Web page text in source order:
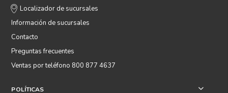
Localizador de sucursales
Información de sucursales
Contacto
Preguntas frecuentes
Ventas por teléfono 800 877 4637
POLÍTICAS +